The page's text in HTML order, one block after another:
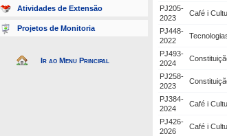
Atividades de Extensão
Projetos de Monitoria
Ir ao Menu Principal
PJ205-
2023
Café i
PJ448-
2022
PJ493-
2024
PJ258-
2023
PJ384-
2024
Café i
PJ426-
2026
Café i